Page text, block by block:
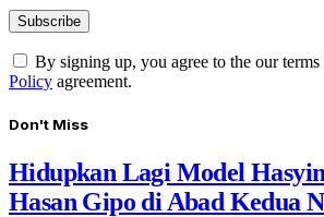
By signing up, you agree to the our
Policy agreement.
Don't Miss
Hidupkan Lagi Model
Hasan Gipo di Abad Kedua